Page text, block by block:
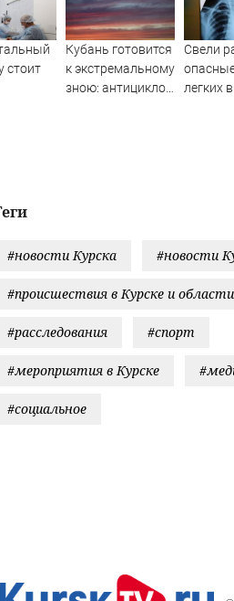
стоит
Кубань готовится
к экстремальному
зною: антициклон
Свели
легких
#новости Курска #новости
#происшествия в Курске и области
#расследования #спорт
#мероприятия в Курске
#социальное